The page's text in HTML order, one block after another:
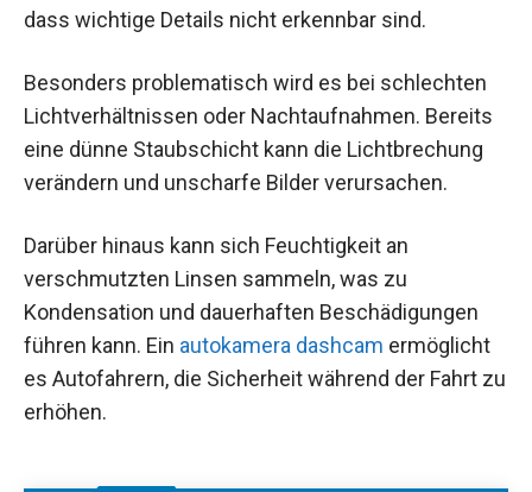
dass wichtige Details nicht erkennbar sind.
Besonders problematisch wird es bei schlechten
Lichtverhältnissen oder Nachtaufnahmen. Bereits
eine dünne Staubschicht kann die Lichtbrechung
verändern und unscharfe Bilder verursachen.
Darüber hinaus kann sich Feuchtigkeit an
verschmutzten Linsen sammeln, was zu
Kondensation und dauerhaften Beschädigungen
führen kann. Ein autokamera dashcam ermöglicht
es Autofahrern, die Sicherheit während der Fahrt zu
erhöhen.